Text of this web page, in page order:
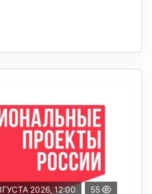
2026, 12:00 55